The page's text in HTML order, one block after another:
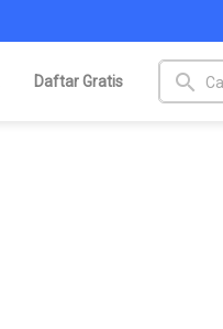
Daftar Gratis search